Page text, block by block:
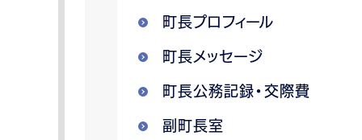
町長プロフィール
町長メッセージ
町長公務記録・交際費
副町長室